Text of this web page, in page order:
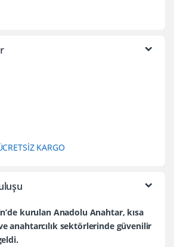
KARGO
kurulan Anadolu Anahtar, kısa
anahtarcılık sektörlerinde güvenilir